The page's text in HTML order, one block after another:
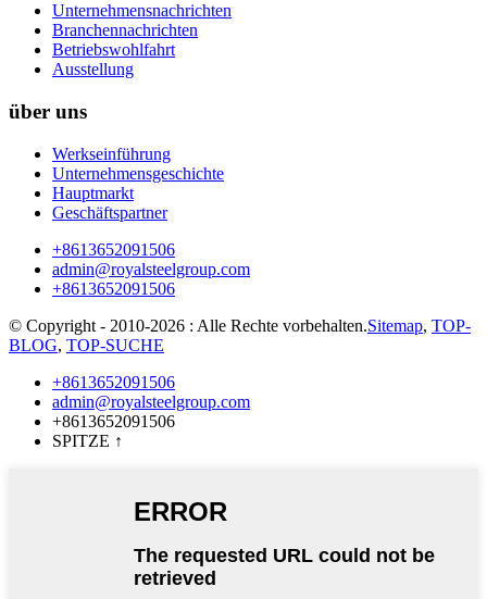
Unternehmensnachrichten
Branchennachrichten
Betriebswohlfahrt
Ausstellung
über uns
Werkseinführung
Unternehmensgeschichte
Hauptmarkt
Geschäftspartner
+8613652091506
admin@royalsteelgroup.com
+8613652091506
© Copyright - 2010-2026 : Alle Rechte vorbehalten.Sitemap, TOP-
BLOG, TOP-SUCHE
+8613652091506
admin@royalsteelgroup.com
+8613652091506
SPITZE ↑